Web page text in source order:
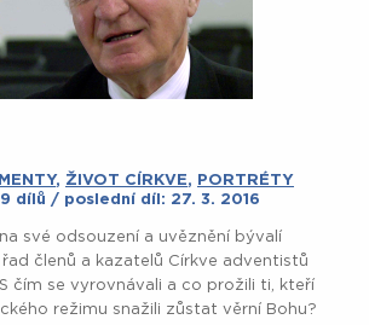
, ŽIVOT CÍRKVE,
PORTRÉTY
dílů / poslední díl: 27. 3. 2016
své odsouzení a uvěznění bývalí
členů a kazatelů Církve adventistů
čím se vyrovnávali a co prožili ti, kteří
režimu snažili zůstat věrní Bohu?